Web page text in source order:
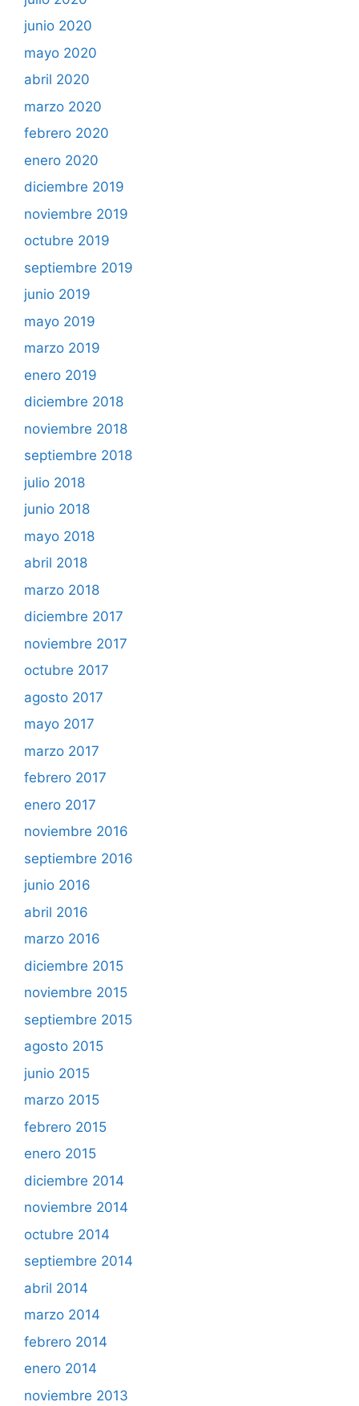
junio 2020
mayo 2020
abril 2020
marzo 2020
febrero 2020
enero 2020
diciembre 2019
noviembre 2019
octubre 2019
septiembre 2019
junio 2019
mayo 2019
marzo 2019
enero 2019
diciembre 2018
noviembre 2018
septiembre 2018
julio 2018
junio 2018
mayo 2018
abril 2018
marzo 2018
diciembre 2017
noviembre 2017
octubre 2017
agosto 2017
mayo 2017
marzo 2017
febrero 2017
enero 2017
noviembre 2016
septiembre 2016
junio 2016
abril 2016
marzo 2016
diciembre 2015
noviembre 2015
septiembre 2015
agosto 2015
junio 2015
marzo 2015
febrero 2015
enero 2015
diciembre 2014
noviembre 2014
octubre 2014
septiembre 2014
abril 2014
marzo 2014
febrero 2014
enero 2014
noviembre 2013